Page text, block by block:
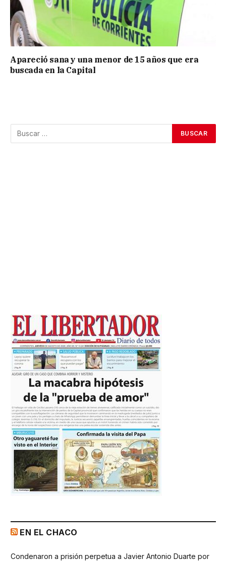
Apareció sana y una menor de 15 años que era
buscada en la Capital
EN EL CHACO
Condenaron a prisión perpetua a Javier Antonio Duarte por